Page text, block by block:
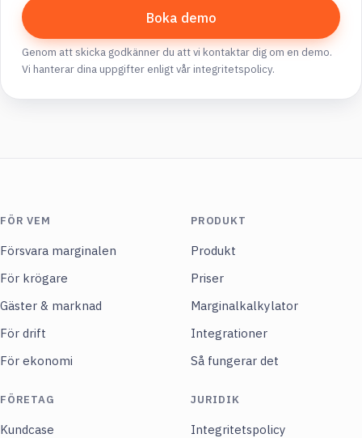
Boka demo
Genom att skicka godkänner du att vi kontaktar dig om en demo.
Vi hanterar dina uppgifter enligt vår integritetspolicy.
FÖR VEM
Försvara marginalen
För krögare
Gäster & marknad
För drift
För ekonomi
PRODUKT
Produkt
Priser
Marginalkalkylator
Integrationer
Så fungerar det
FÖRETAG
Kundcase
JURIDIK
Integritetspolicy